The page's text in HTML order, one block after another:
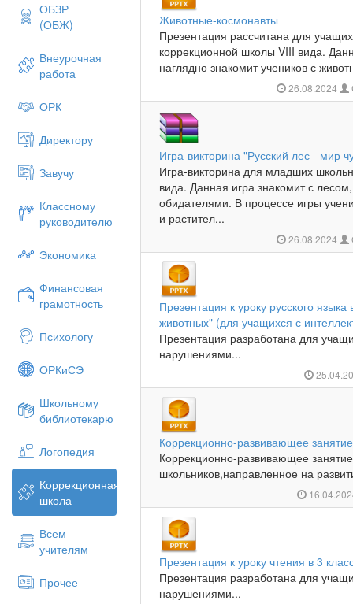
ОБЗР
(ОБЖ)
Внеурочная
работа
ОРК
Директору
Завучу
Классному
руководителю
Экономика
Финансовая
грамотность
Психологу
ОРКиСЭ
Школьному
библиотекарю
Логопедия
Коррекционная
школа
Всем
учителям
Прочее
Животные-космонавты
Презентация рассчитана для
коррекционной школы VIII вида.
наглядно знакомит учеников с
26.08.2024
Игра-викторина "Русский лес - мир
Игра-викторина для младших
вида. Данная игра знакомит с
обидателями. В процессе игры
и растител...
26.08.2024
Презентация к уроку русского
животных" (для учащихся с
Презентация разработана для
нарушениями...
Коррекционно-развивающее
Коррекционно-развивающее
школьников,направленное на
Презентация к уроку чтения в 3
Презентация разработана для
нарушениями...